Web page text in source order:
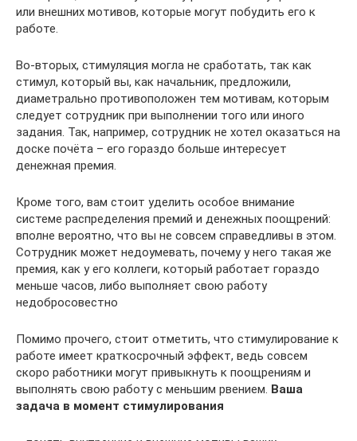
или внешних мотивов, которые могут побудить его к
работе.
Во-вторых, стимуляция могла не сработать, так как
стимул, который вы, как начальник, предложили,
диаметрально противоположен тем мотивам, которым
следует сотрудник при выполнении того или иного
задания. Так, например, сотрудник не хотел оказаться на
доске почёта – его гораздо больше интересует
денежная премия.
Кроме того, вам стоит уделить особое внимание
системе распределения премий и денежных поощрений:
вполне вероятно, что вы не совсем справедливы в этом.
Сотрудник может недоумевать, почему у него такая же
премия, как у его коллеги, который работает гораздо
меньше часов, либо выполняет свою работу
недобросовестно
Помимо прочего, стоит отметить, что стимулирование к
работе имеет краткосрочный эффект, ведь совсем
скоро работники могут привыкнуть к поощрениям и
выполнять свою работу с меньшим рвением. Ваша
задача в момент стимулирования